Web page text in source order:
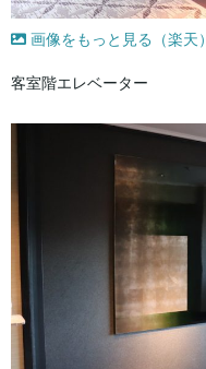
画像をもっと見る（楽天）
客室階エレベーター